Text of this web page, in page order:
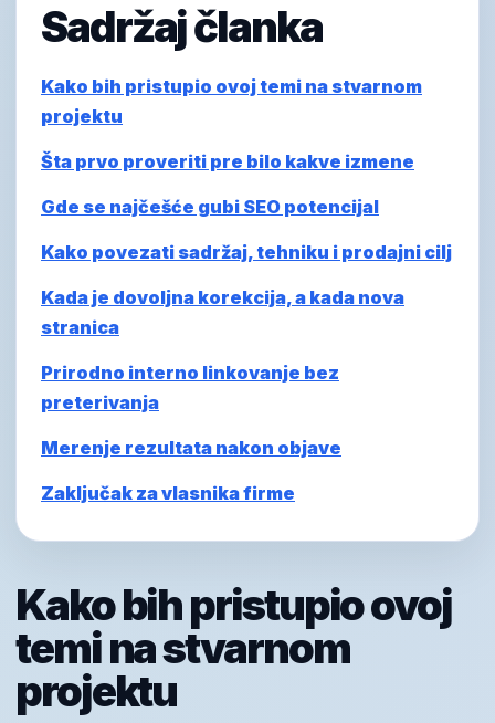
Sadržaj članka
Kako bih pristupio ovoj temi na stvarnom
projektu
Šta prvo proveriti pre bilo kakve izmene
Gde se najčešće gubi SEO potencijal
Kako povezati sadržaj, tehniku i prodajni cilj
Kada je dovoljna korekcija, a kada nova
stranica
Prirodno interno linkovanje bez
preterivanja
Merenje rezultata nakon objave
Zaključak za vlasnika firme
Kako bih pristupio ovoj
temi na stvarnom
projektu